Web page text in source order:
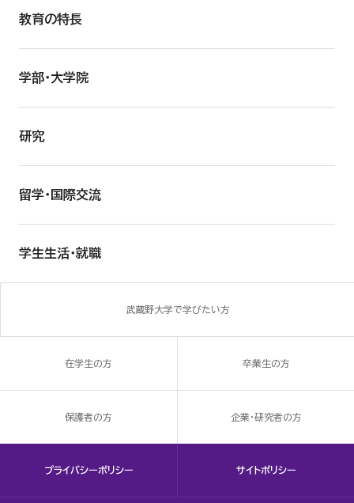
教育の特長
学部・大学院
研究
留学・国際交流
学生生活・就職
武蔵野大学で学びたい方
在学生の方 卒業生の方
保護者の方 企業・研究者の方
プライバシーポリシー サイトポリシー